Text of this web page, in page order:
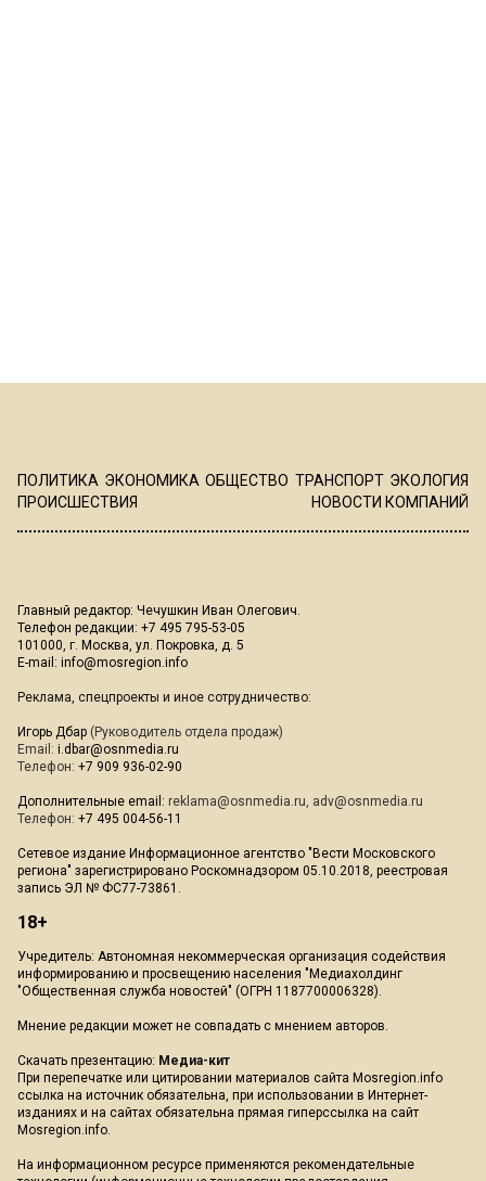
ПОЛИТИКА ЭКОНОМИКА ОБЩЕСТВО ТРАНСПОРТ ЭКОЛОГИЯ
ПРОИСШЕСТВИЯ
НОВОСТИ КОМПАНИЙ
Главный редактор: Чечушкин Иван Олегович.
Телефон редакции: +7 495 795-53-05
101000, г. Москва, ул. Покровка, д. 5
E-mail: info@mosregion.info
Реклама, спецпроекты и иное сотрудничество:
Игорь Дбар (Руководитель отдела продаж)
Email: i.dbar@osnmedia.ru
Телефон: +7 909 936-02-90
Дополнительные email: reklama@osnmedia.ru, adv@osnmedia.ru
Телефон: +7 495 004-56-11
Сетевое издание Информационное агентство "Вести Московского
региона" зарегистрировано Роскомнадзором 05.10.2018, реестровая
запись ЭЛ № ФС77-73861.
18+
Учредитель: Автономная некоммерческая организация содействия
информированию и просвещению населения "Медиахолдинг
"Общественная служба новостей" (ОГРН 1187700006328).
Мнение редакции может не совпадать с мнением авторов.
Скачать презентацию: Медиа-кит
При перепечатке или цитировании материалов сайта Mosregion.info
ссылка на источник обязательна, при использовании в Интернет-
изданиях и на сайтах обязательна прямая гиперссылка на сайт
Mosregion.info.
На информационном ресурсе применяются рекомендательные